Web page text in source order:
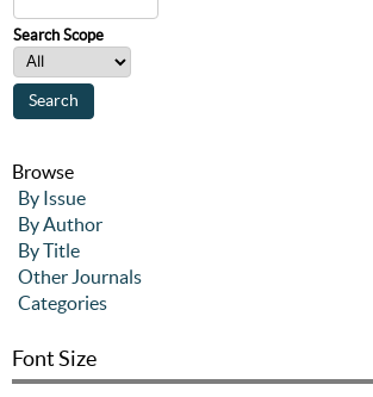
Search Scope
Browse
By Issue
By Author
By Title
Other Journals
Categories
Font Size